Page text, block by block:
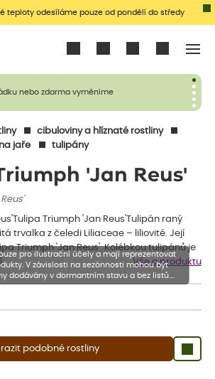
teploty odesíláme pouze od pondělí do středy
nebo zdarma vyměníme
cibuloviny a hlíznaté rostliny
jaře
tulipány
'Jan Reus'
Triumph 'Jan Reus'Tulipán raný
trvalka z čeledi Liliaceae – liliovité. Její
Triumph 'Jan Reus'. Kolébkou tulipánů je
Vše o produktu
podobné rostliny
pro ilustrační účely a mají reprezentovat
V závislosti na sezónnosti mohou být
dodávány v dormantním stavu a bez listů.
také sestřiženy níže, než je uvedená výška,